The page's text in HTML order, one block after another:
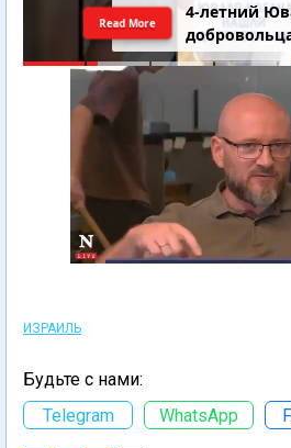
4-летний
Read More
ИЗРАИЛЬ
Будьте с нами:
Telegram
WhatsApp